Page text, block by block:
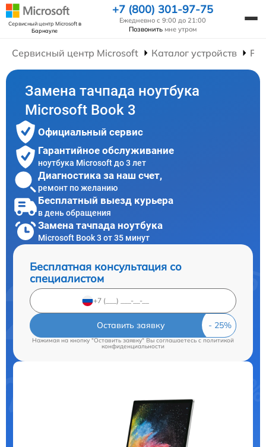
Сервисный центр Microsoftв
Барнауле
+7 (800) 301-97-75
Ежедневно с 9:00 до 21:00
Позвонить мне утром
Сервисный центр Microsoft Каталог устройств
Замена тачпада ноутбука
Microsoft Book 3
Официальный сервис
Гарантийное обслуживание
ноутбука Microsoft до 3 лет
Диагностика за наш счет,
ремонт по желанию
Бесплатный выезд курьера
в день обращения
Замена тачпада ноутбука
Microsoft Book 3 от 35 минут
Бесплатная консультация со
специалистом
Оставить заявку
Нажимая на кнопку "Оставить заявку" Вы соглашаетесь cполитикой
конфиденциальности